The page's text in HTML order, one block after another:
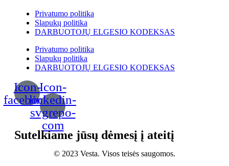
Privatumo politika
Slapukų politika
DARBUOTOJŲ ELGESIO KODEKSAS
Privatumo politika
Slapukų politika
DARBUOTOJŲ ELGESIO KODEKSAS
Icon-
facebook
Icon-
linkedin-
svgrepo-
com
Sutelkiame jūsų dėmesį į ateitį
© 2023 Vesta. Visos teisės saugomos.